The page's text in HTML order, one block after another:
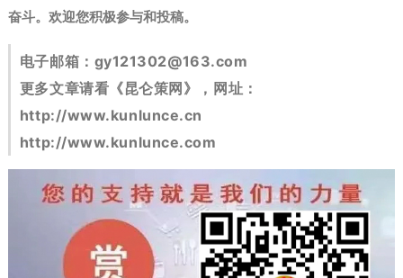
奋斗。 欢迎您积极参与和投稿。
电子邮箱： gy121302@163.com
更多文章请看《昆仑策网》，网址：
http://www.kunlunce.cn
http://www.kunlunce.com